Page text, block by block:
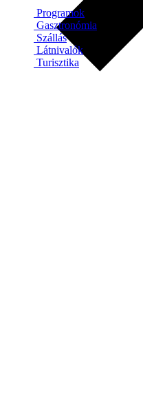
Programok
Gasztronómia
Szállás
Látnivalók
Turisztika